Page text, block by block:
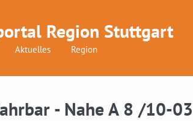
Region Stuttgart
Aktuelles Region
- Nahe A 8 /10-